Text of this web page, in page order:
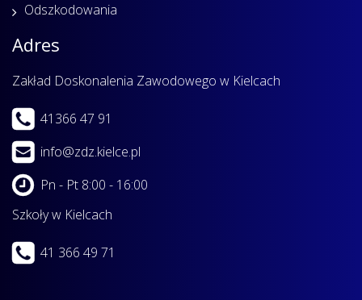
Odszkodowania
Adres
Zakład Doskonalenia Zawodowego w Kielcach
41366 47 91
info@zdz.kielce.pl
Pn - Pt 8:00 - 16:00
Szkoły w Kielcach
41 366 49 71